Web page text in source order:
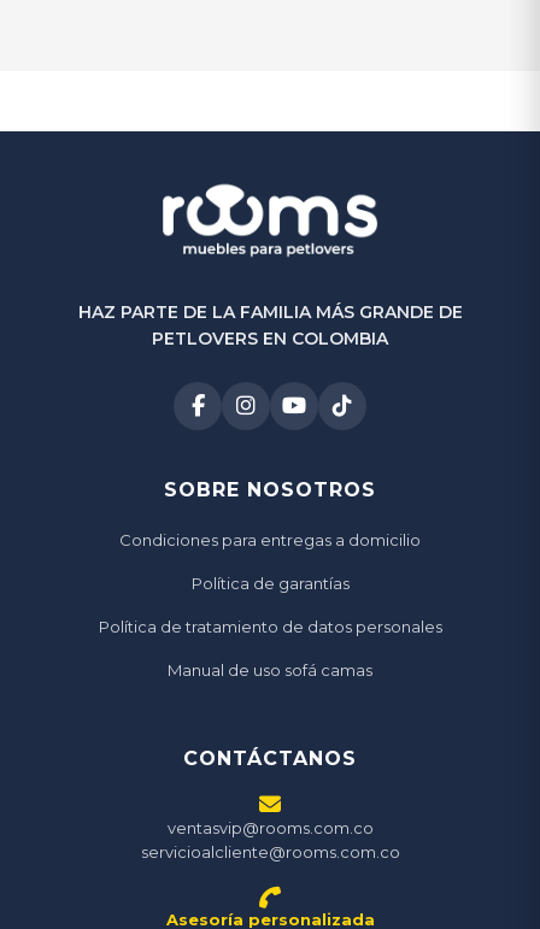
HAZ PARTE DE LA FAMILIA MÁS GRANDE DE
PETLOVERS EN COLOMBIA
SOBRE NOSOTROS
Condiciones para entregas a domicilio
Política de garantías
Política de tratamiento de datos personales
Manual de uso sofá camas
CONTÁCTANOS
ventasvip@rooms.com.co
servicioalcliente@rooms.com.co
Asesoría personalizada